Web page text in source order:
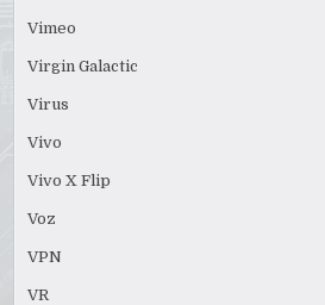
Vimeo
Virgin Galactic
Virus
Vivo
Vivo X Flip
Voz
VPN
VR